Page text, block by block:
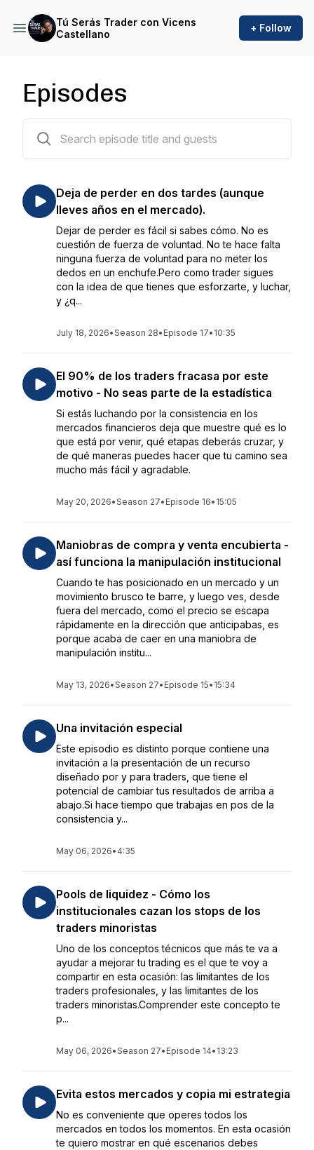
Tú Serás Trader con Vicens
Castellano
+ Follow
Episodes
Deja de perder en dos tardes (aunque
lleves años en el mercado).
Dejar de perder es fácil si sabes cómo. No es
cuestión de fuerza de voluntad. No te hace falta
ninguna fuerza de voluntad para no meter los
dedos en un enchufe.Pero como trader sigues
con la idea de que tienes que esforzarte, y luchar,
y ¿q...
July 18, 2026•Season 28• Episode 17• 10:35
El 90% de los traders fracasa por este
motivo - No seas parte de la estadística
Si estás luchando por la consistencia en los
mercados financieros deja que muestre qué es lo
que está por venir, qué etapas deberás cruzar, y
de qué maneras puedes hacer que tu camino sea
mucho más fácil y agradable.
May 20, 2026•Season 27• Episode 16• 15:05
Maniobras de compra y venta encubierta -
así funciona la manipulación institucional
Cuando te has posicionado en un mercado y un
movimiento brusco te barre, y luego ves, desde
fuera del mercado, como el precio se escapa
rápidamente en la dirección que anticipabas, es
porque acaba de caer en una maniobra de
manipulación institu...
May 13, 2026•Season 27• Episode 15• 15:34
Una invitación especial
Este episodio es distinto porque contiene una
invitación a la presentación de un recurso
diseñado por y para traders, que tiene el
potencial de cambiar tus resultados de arriba a
abajo.Si hace tiempo que trabajas en pos de la
consistencia y...
May 06, 2026• 4:35
Pools de liquidez - Cómo los
institucionales cazan los stops de los
traders minoristas
Uno de los conceptos técnicos que más te va a
ayudar a mejorar tu trading es el que te voy a
compartir en esta ocasión: las limitantes de los
traders profesionales, y las limitantes de los
traders minoristas.Comprender este concepto te
p...
May 06, 2026•Season 27• Episode 14• 13:23
Evita estos mercados y copia mi estrategia
No es conveniente que operes todos los
mercados en todos los momentos. En esta ocasión
te quiero mostrar en qué escenarios debes